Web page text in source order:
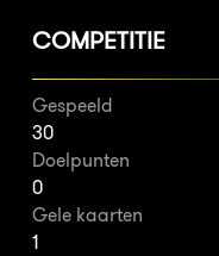
COMPETITIE
Gespeeld
30
Doelpunten
0
Gele kaarten
1